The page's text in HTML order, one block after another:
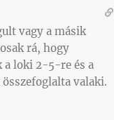
vagy a másik
rá, hogy
a loki 2-5-re és a
valaki.